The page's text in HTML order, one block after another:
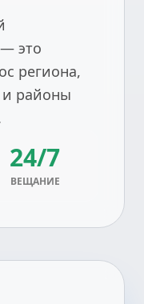
это
региона,
районы
24/7
ВЕЩАНИЕ